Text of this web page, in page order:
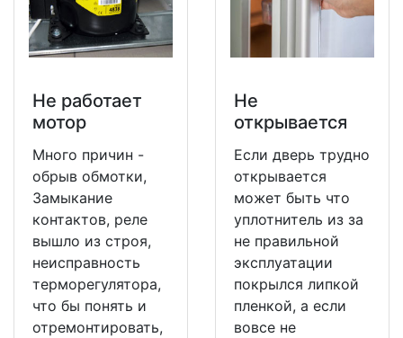
Не работает
мотор
Много причин -
обрыв обмотки,
Замыкание
контактов, реле
вышло из строя,
неисправность
терморегулятора,
что бы понять и
отремонтировать,
Не
открывается
Если дверь трудно
открывается
может быть что
уплотнитель из за
не правильной
эксплуатации
покрылся липкой
пленкой, а если
вовсе не